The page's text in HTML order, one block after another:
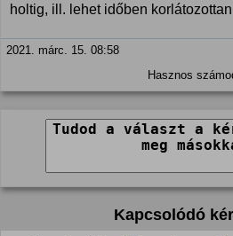
holtig, ill. lehet időben
2021. márc. 15. 08:58
Hasznos
Kapcsolódó